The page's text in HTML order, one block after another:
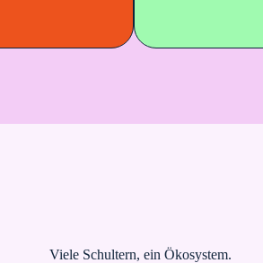
Viele Schultern, ein Ökosystem.